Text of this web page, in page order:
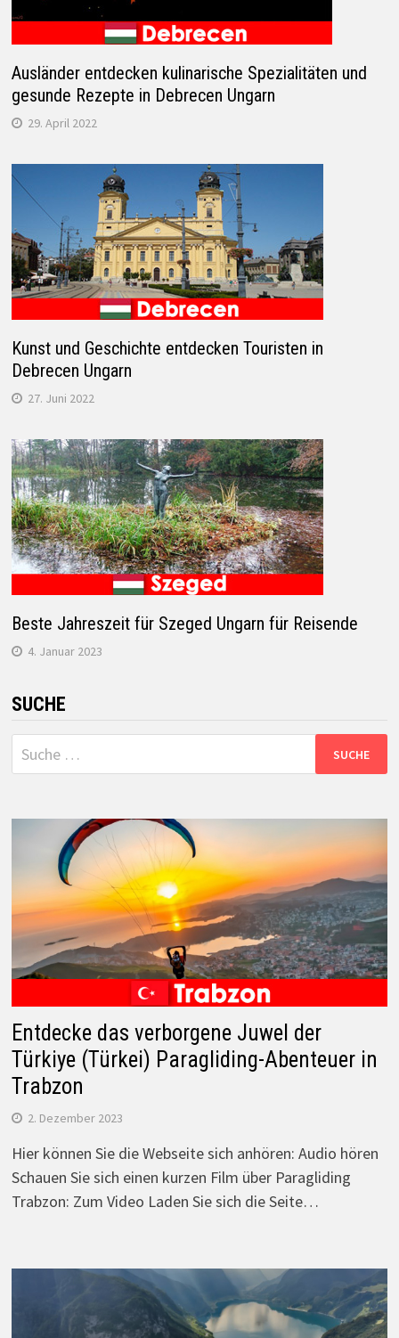
Ausländer entdecken kulinarische Spezialitäten und
gesunde Rezepte in Debrecen Ungarn
29. April 2022
Kunst und Geschichte entdecken Touristen in
Debrecen Ungarn
27. Juni 2022
Beste Jahreszeit für Szeged Ungarn für Reisende
4. Januar 2023
SUCHE
Suche
nach:
Entdecke das verborgene Juwel der
Türkiye (Türkei) Paragliding-Abenteuer in
Trabzon
2. Dezember 2023
Hier können Sie die Webseite sich anhören: Audio hören
Schauen Sie sich einen kurzen Film über Paragliding
Trabzon: Zum Video Laden Sie sich die Seite…